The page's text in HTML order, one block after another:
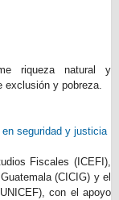
riqueza natural y
exclusión y pobreza.
seguridad y justicia
Fiscales (ICEFI),
(CICIG) y el
con el apoyo